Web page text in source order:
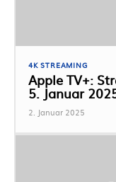
4K STREAMING
Apple TV+:
5. Januar
2. Januar 2025